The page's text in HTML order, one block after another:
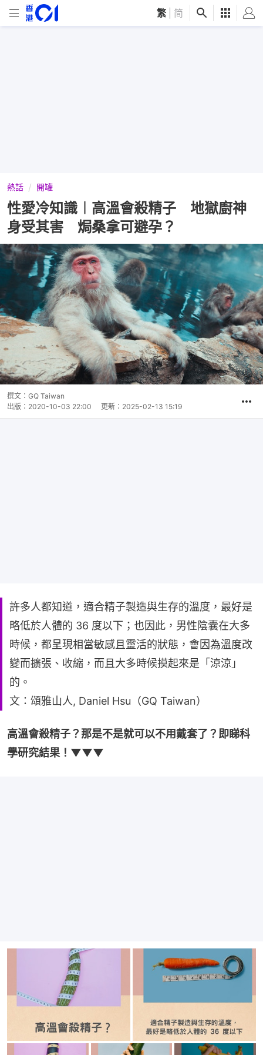
繁 简
熱話 開罐
性愛冷知識︱高溫會殺精子 地獄廚神
身受其害 焗桑拿可避孕？
撰文： GQ Taiwan
出版： 2020-10-03 22:00 更新： 2025-02-13 15:19
許多人都知道，適合精子製造與生存的溫度，最好是
略低於人體的 36 度以下；也因此，男性陰囊在大多
時候，都呈現相當敏感且靈活的狀態，會因為溫度改
變而擴張、收縮，而且大多時候摸起來是「涼涼」
的。
文：頌雅山人, Daniel Hsu（GQ Taiwan）
高溫會殺精子？那是不是就可以不用戴套了？即睇科
學研究結果！▼▼▼